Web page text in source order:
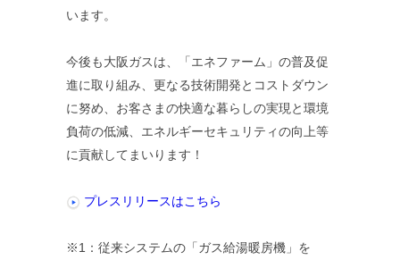
います。
今後も大阪ガスは、「エネファーム」の普及促
進に取り組み、更なる技術開発とコストダウン
に努め、お客さまの快適な暮らしの実現と環境
負荷の低減、エネルギーセキュリティの向上等
に貢献してまいります！
プレスリリースはこちら
※1：従来システムの「ガス給湯暖房機」を